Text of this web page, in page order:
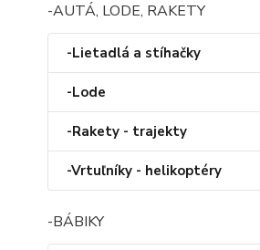
-AUTÁ, LODE, RAKETY
-Lietadlá a stíhačky
-Lode
-Rakety - trajekty
-Vrtuľníky - helikoptéry
-BÁBIKY